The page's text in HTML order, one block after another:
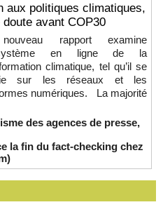
aux politiques climatiques,
avant COP30
rapport examine
en ligne de la
climatique, tel qu’il se
sur les réseaux et les
numériques. La majorité
des agences de presse,
la fin du fact-checking chez